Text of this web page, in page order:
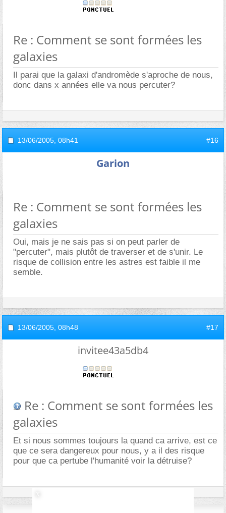
Re : Comment se sont formées les
galaxies
Il parai que la galaxi d'andromède s'aproche de nous,
donc dans x années elle va nous percuter?
13/06/2005, 08h41 #16
Garion
Re : Comment se sont formées les
galaxies
Oui, mais je ne sais pas si on peut parler de
"percuter", mais plutôt de traverser et de s'unir. Le
risque de collision entre les astres est faible il me
semble.
13/06/2005, 08h48 #17
invitee43a5db4
Re : Comment se sont formées les
galaxies
Et si nous sommes toujours la quand ca arrive, est ce
que ce sera dangereux pour nous, y a il des risque
pour que ca pertube l'humanité voir la détruise?